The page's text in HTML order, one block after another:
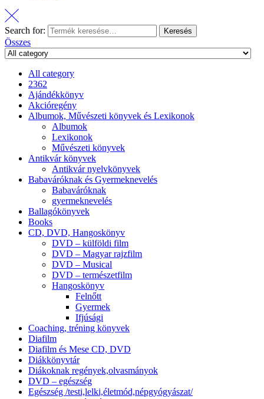
Search for: Keresés
Összes
All category
2362
Ajándékkönyv
Akcióregény
Albumok, Művészeti könyvek és Lexikonok
Albumok
Lexikonok
Művészeti könyvek
Antikvár könyvek
Antikvár nyelvkönyvek
Babaváróknak és Gyermeknevelés
Babaváróknak
gyermeknevelés
Ballagókönyvek
Books
CD, DVD, Hangoskönyv
DVD – külföldi film
DVD – Magyar rajzfilm
DVD – Musical
DVD – természetfilm
Hangoskönyv
Felnőtt
Gyermek
Ifjúsági
Coaching, tréning könyvek
Diafilm
Diafilm és Mese CD, DVD
Diákkönyvtár
Diákoknak regények,olvasmányok
DVD – egészség
Egészség /testi,lelki,életmód,népgyógyászat/